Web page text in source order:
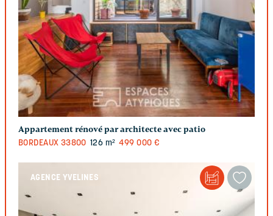
Appartement rénové par architecte avec patio
BORDEAUX 33800 126 m² 499 000 €
AGENCE YVELINES